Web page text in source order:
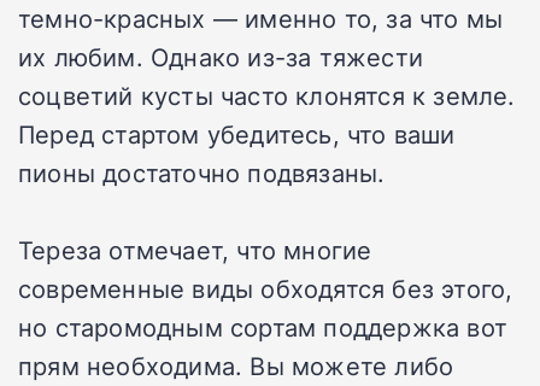
темно-красных — именно то, за что мы
их любим. Однако из-за тяжести
соцветий кусты часто клонятся к земле.
Перед стартом убедитесь, что ваши
пионы достаточно подвязаны.
Тереза отмечает, что многие
современные виды обходятся без этого,
но старомодным сортам поддержка вот
прям необходима. Вы можете либо